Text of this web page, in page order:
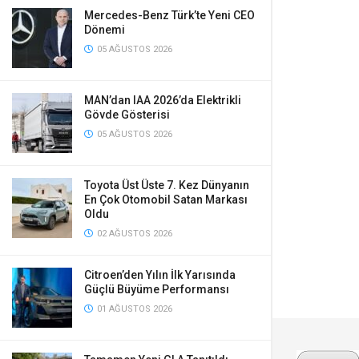
Mercedes-Benz Türk’te Yeni CEO
Dönemi
05 AĞUSTOS 2026
MAN’dan IAA 2026’da Elektrikli
Gövde Gösterisi
05 AĞUSTOS 2026
Toyota Üst Üste 7. Kez Dünyanın
En Çok Otomobil Satan Markası
Oldu
02 AĞUSTOS 2026
Citroen’den Yılın İlk Yarısında
Güçlü Büyüme Performansı
01 AĞUSTOS 2026